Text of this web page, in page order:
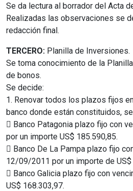
Se da lectura al borrador del Acta
Realizadas las observaciones se
redacción final.
TERCERO: Planilla de Inversiones.
Se toma conocimiento de la
de bonos.
Se decide:
1. Renovar todos los plazos fijos
banco donde están constituidos,
 Banco Patagonia plazo fijo con
por un importe US$ 185.590,85.
 Banco De La Pampa plazo fijo
12/09/2011 por un importe de US$
 Banco Galicia plazo fijo con
US$ 168.303,97.